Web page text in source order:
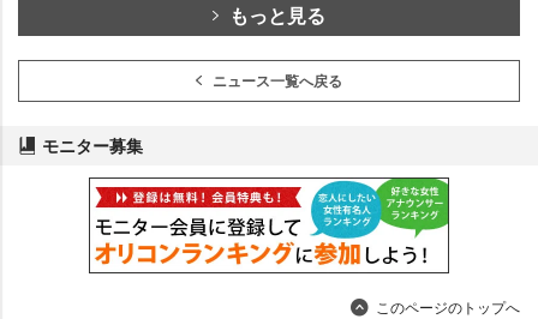
もっと見る
ニュース一覧へ戻る
モニター募集
このページのトップへ